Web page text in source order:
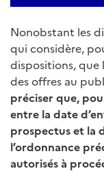
Nonobstant les
qui considère,
dispositions, que
des offres au
préciser que,
entre la date
prospectus et la
l’ordonnance
autorisés à